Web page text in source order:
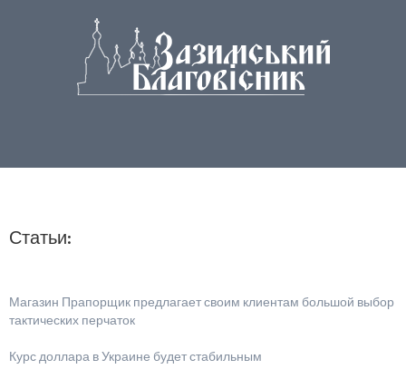
Статьи:
Магазин Прапорщик предлагает своим клиентам большой выбор
тактических перчаток
Курс доллара в Украине будет стабильным